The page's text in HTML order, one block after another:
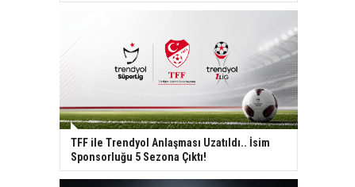
TFF ile Trendyol Anlaşması Uzatıldı.. İsim
Sponsorluğu 5 Sezona Çıktı!